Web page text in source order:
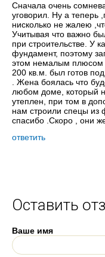
Сначала очень
уговорил. Ну а теперь
нисколько не жалею
Учитывая что важно
при строительстве. У
фундамент, поэтому
этом немалым плюсом
200 кв.м. был готов
. Жена боялась что
любом доме, который
утеплен, при том в
нам строили спецы
спасибо .Скоро , они
ответить
Оставить
Ваше имя